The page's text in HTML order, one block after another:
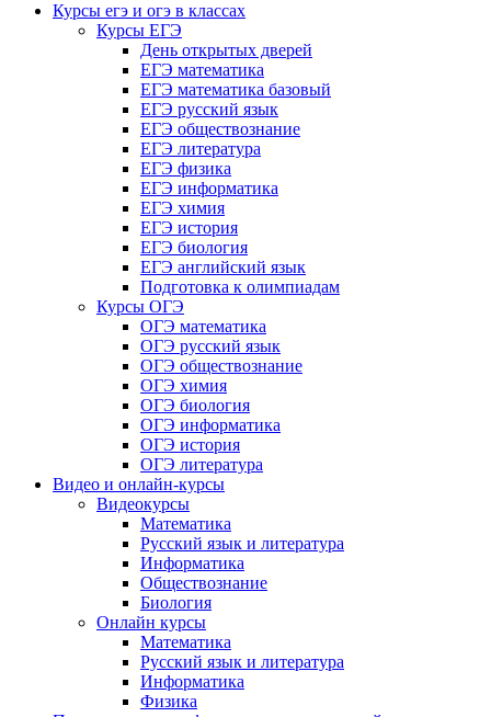
Курсы егэ и огэ в классах
Курсы ЕГЭ
День открытых дверей
ЕГЭ математика
ЕГЭ математика базовый
ЕГЭ русский язык
ЕГЭ обществознание
ЕГЭ литература
ЕГЭ физика
ЕГЭ информатика
ЕГЭ химия
ЕГЭ история
ЕГЭ биология
ЕГЭ английский язык
Подготовка к олимпиадам
Курсы ОГЭ
ОГЭ математика
ОГЭ русский язык
ОГЭ обществознание
ОГЭ химия
ОГЭ биология
ОГЭ информатика
ОГЭ история
ОГЭ литература
Видео и онлайн-курсы
Видеокурсы
Математика
Русский язык и литература
Информатика
Обществознание
Биология
Онлайн курсы
Математика
Русский язык и литература
Информатика
Физика